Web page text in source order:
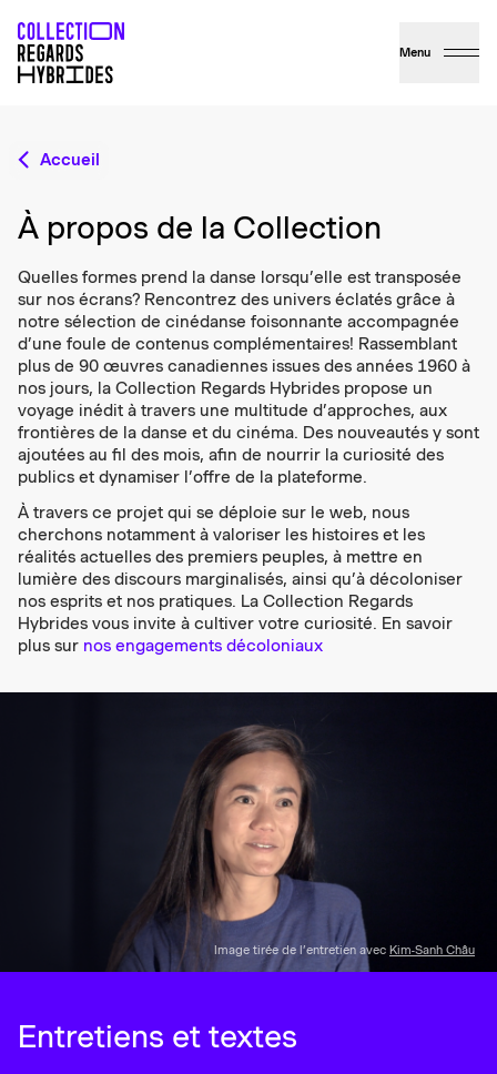
Menu
Accueil
À propos de la Collection
Quelles formes prend la danse lorsqu’elle est transposée
sur nos écrans? Rencontrez des univers éclatés grâce à
notre sélection de cinédanse foisonnante accompagnée
d’une foule de contenus complémentaires! Rassemblant
plus de 90 œuvres canadiennes issues des années 1960 à
nos jours, la Collection Regards Hybrides propose un
voyage inédit à travers une multitude d’approches, aux
frontières de la danse et du cinéma. Des nouveautés y sont
ajoutées au fil des mois, afin de nourrir la curiosité des
publics et dynamiser l’offre de la plateforme.
À travers ce projet qui se déploie sur le web, nous
cherchons notamment à valoriser les histoires et les
réalités actuelles des premiers peuples, à mettre en
lumière des discours marginalisés, ainsi qu’à décoloniser
nos esprits et nos pratiques. La Collection Regards
Hybrides vous invite à cultiver votre curiosité. En savoir
plus sur nos engagements décoloniaux
Image tirée de l’entretien avec Kim-Sanh Châu
Entretiens et textes